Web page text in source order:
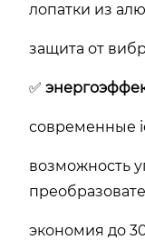
лопатки из
защита от
✅
современные
возможность
экономия до